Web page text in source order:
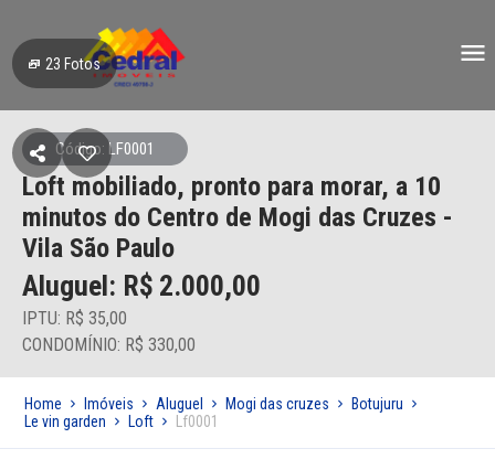
23 Fotos
Código: LF0001
Loft mobiliado, pronto para morar, a 10
minutos do Centro de Mogi das Cruzes -
Vila São Paulo
Aluguel: R$ 2.000,00
IPTU: R$ 35,00
CONDOMÍNIO: R$ 330,00
Home Imóveis Aluguel Mogi das cruzes
Botujuru
Le vin garden
Loft Lf0001